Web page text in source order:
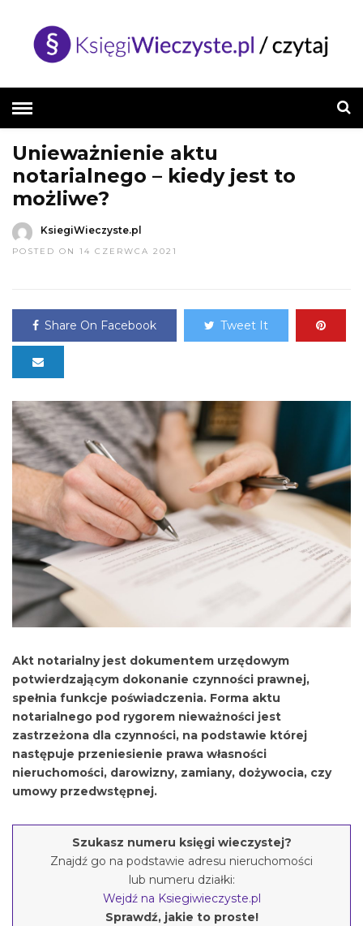
HOME»CENNIK NOTARIUSZA
Unieważnienie aktu
notarialnego – kiedy jest to
możliwe?
KsiegiWieczyste.pl
POSTED ON 14 CZERWCA 2021
Share On Facebook Tweet It
Akt notarialny jest dokumentem urzędowym
potwierdzającym dokonanie czynności prawnej,
spełnia funkcje poświadczenia. Forma aktu
notarialnego pod rygorem nieważności jest
zastrzeżona dla czynności, na podstawie której
następuje przeniesienie prawa własności
nieruchomości, darowizny, zamiany, dożywocia, czy
umowy przedwstępnej.
Szukasz numeru księgi wieczystej?
Znajdź go na podstawie adresu nieruchomości
lub numeru działki:
Wejdź na Ksiegiwieczyste.pl
Sprawdź, jakie to proste!